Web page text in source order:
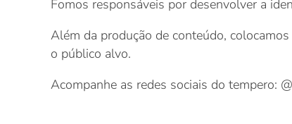
Fomos responsáveis por desenvolver a
Além da produção de conteúdo,
o público alvo.
Acompanhe as redes sociais do tempero: